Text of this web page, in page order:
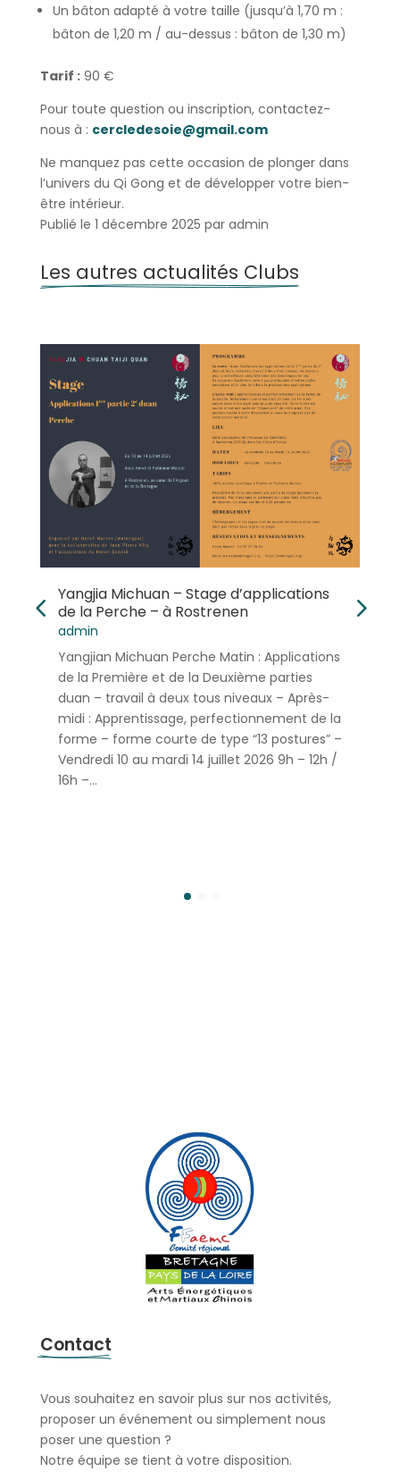
Un bâton adapté à votre taille (jusqu’à 1,70 m :
bâton de 1,20 m / au-dessus : bâton de 1,30 m)
Tarif :90 €
Pour toute question ou inscription, contactez-
nous à : cercledesoie@gmail.com
Ne manquez pas cette occasion de plonger dans
l’univers du Qi Gong et de développer votre bien-
être intérieur.
Publié le 1 décembre 2025 par admin
Les autres actualités Clubs
Yangjia Michuan – Stage d’applications
de la Perche – à Rostrenen
admin
Yangjian Michuan Perche Matin : Applications
de la Première et de la Deuxième parties
duan – travail à deux tous niveaux – Après-
midi : Apprentissage, perfectionnement de la
forme – forme courte de type “13 postures” –
Vendredi 10 au mardi 14 juillet 2026 9h – 12h /
16h –…
Contact
Vous souhaitez en savoir plus sur nos activités,
proposer un événement ou simplement nous
poser une question ?
Notre équipe se tient à votre disposition.